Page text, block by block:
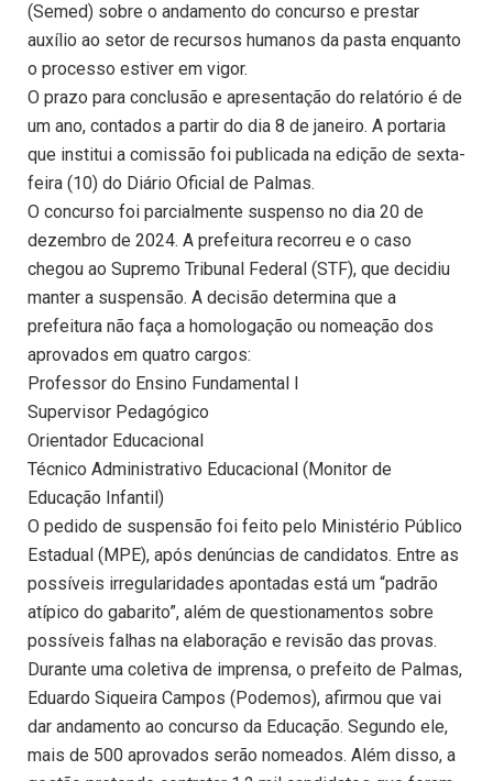
(Semed) sobre o andamento do concurso e prestar
auxílio ao setor de recursos humanos da pasta enquanto
o processo estiver em vigor.
O prazo para conclusão e apresentação do relatório é de
um ano, contados a partir do dia 8 de janeiro. A portaria
que institui a comissão foi publicada na edição de sexta-
feira (10) do Diário Oficial de Palmas.
O concurso foi parcialmente suspenso no dia 20 de
dezembro de 2024. A prefeitura recorreu e o caso
chegou ao Supremo Tribunal Federal (STF), que decidiu
manter a suspensão. A decisão determina que a
prefeitura não faça a homologação ou nomeação dos
aprovados em quatro cargos:
Professor do Ensino Fundamental I
Supervisor Pedagógico
Orientador Educacional
Técnico Administrativo Educacional (Monitor de
Educação Infantil)
O pedido de suspensão foi feito pelo Ministério Público
Estadual (MPE), após denúncias de candidatos. Entre as
possíveis irregularidades apontadas está um “padrão
atípico do gabarito”, além de questionamentos sobre
possíveis falhas na elaboração e revisão das provas.
Durante uma coletiva de imprensa, o prefeito de Palmas,
Eduardo Siqueira Campos (Podemos), afirmou que vai
dar andamento ao concurso da Educação. Segundo ele,
mais de 500 aprovados serão nomeados. Além disso, a